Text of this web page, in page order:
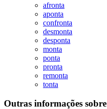
afronta
aponta
confronta
desmonta
desponta
monta
ponta
pronta
remonta
tonta
Outras informações sobre